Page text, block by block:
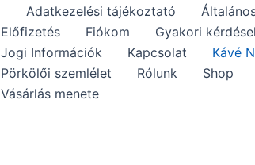
Adatkezelési tájékoztató
Előfizetés
Fiókom Gyakori
Jogi Információk
Kapcsolat Kávé
Pörkölői szemlélet
Rólunk Shop
Vásárlás menete